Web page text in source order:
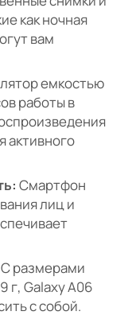
как ночная
вам
емкостью
работы в
активного
Смартфон
лиц и
С размерами
г, Galaxy A06
с собой.